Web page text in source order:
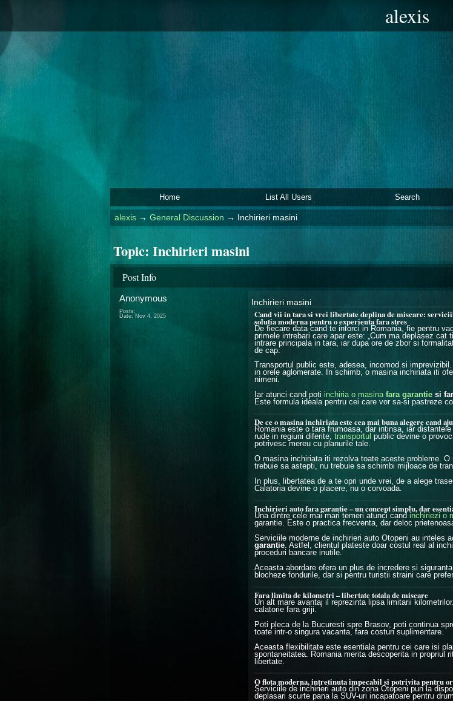
alexis
Home List All Users Search
alexis→ General Discussion → Inchirieri masini
Topic: Inchirieri masini
Post Info
Anonymous
Posts:
Date: Nov 4, 2025
Inchirieri masini
Cand vii in tara si vrei libertate deplina de miscare:
solutia moderna pentru o experienta fara stres
De fiecare data cand te intorci in Romania, fie pentru
primele intrebari care apar este: „Cum ma deplasez cat
intrare principala in tara, iar dupa ore de zbor si
de cap.
Transportul public este, adesea, incomod si
in orele aglomerate. In schimb, o masina inchiriata iti
nimeni.
Iar atunci cand poti inchiria o masina fara garantie si
Este formula ideala pentru cei care vor sa-si pastreze
De ce o masina inchiriata este cea mai buna alegere cand
Romania este o tara frumoasa, dar intinsa, iar
rude in regiuni diferite, transportul public devine o
potrivesc mereu cu planurile tale.
O masina inchiriata iti rezolva toate aceste probleme.
trebuie sa astepti, nu trebuie sa schimbi mijloace de
In plus, libertatea de a te opri unde vrei, de a alege
Calatoria devine o placere, nu o corvoada.
Inchirieri auto fara garantie – un concept simplu, dar
Una dintre cele mai mari temeri atunci cand inchiriezi o
garantie. Este o practica frecventa, dar deloc
Serviciile moderne de inchirieri auto Otopeni au inteles
garantie . Astfel, clientul plateste doar costul real al
proceduri bancare inutile.
Aceasta abordare ofera un plus de incredere si
blocheze fondurile, dar si pentru turistii straini care
Fara limita de kilometri – libertate totala de miscare
Un alt mare avantaj il reprezinta lipsa limitarii
calatorie fara griji.
Poti pleca de la Bucuresti spre Brasov, poti continua
toate intr-o singura vacanta, fara costuri suplimentare.
Aceasta flexibilitate este esentiala pentru cei care isi
spontaneitatea. Romania merita descoperita in
libertate.
O flota moderna, intretinuta impecabil si potrivita pentru
Serviciile de inchirieri auto din zona Otopeni pun la
deplasari scurte pana la SUV-uri incapatoare pentru